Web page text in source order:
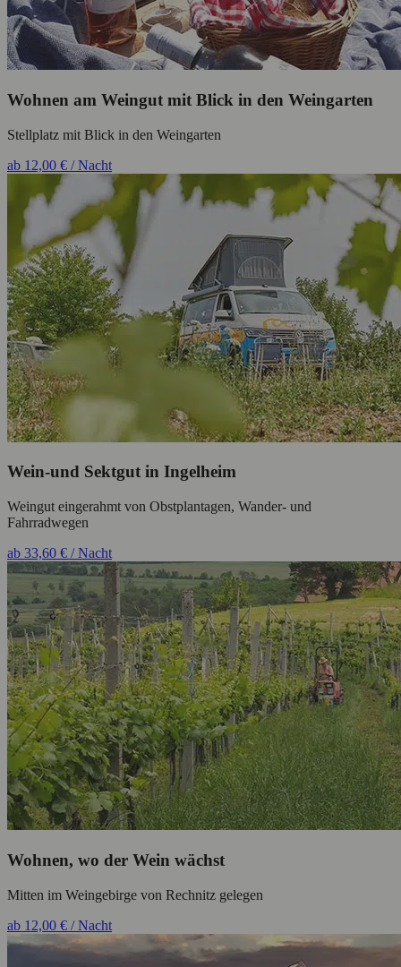
Wohnen am Weingut mit Blick in den Weingarten
Stellplatz mit Blick in den Weingarten
ab 12,00 € / Nacht
Wein-und Sektgut in Ingelheim
Weingut eingerahmt von Obstplantagen, Wander- und
Fahrradwegen
ab 33,60 € / Nacht
Wohnen, wo der Wein wächst
Mitten im Weingebirge von Rechnitz gelegen
ab 12,00 € / Nacht